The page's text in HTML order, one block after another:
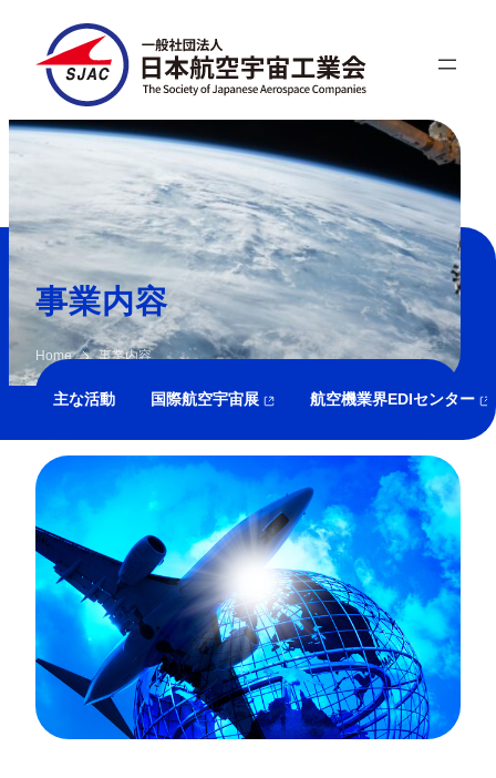
キ
ッ
事業内容
Home 事業内容
主な活動 国際航空宇宙展 航空機業界EDIセンター